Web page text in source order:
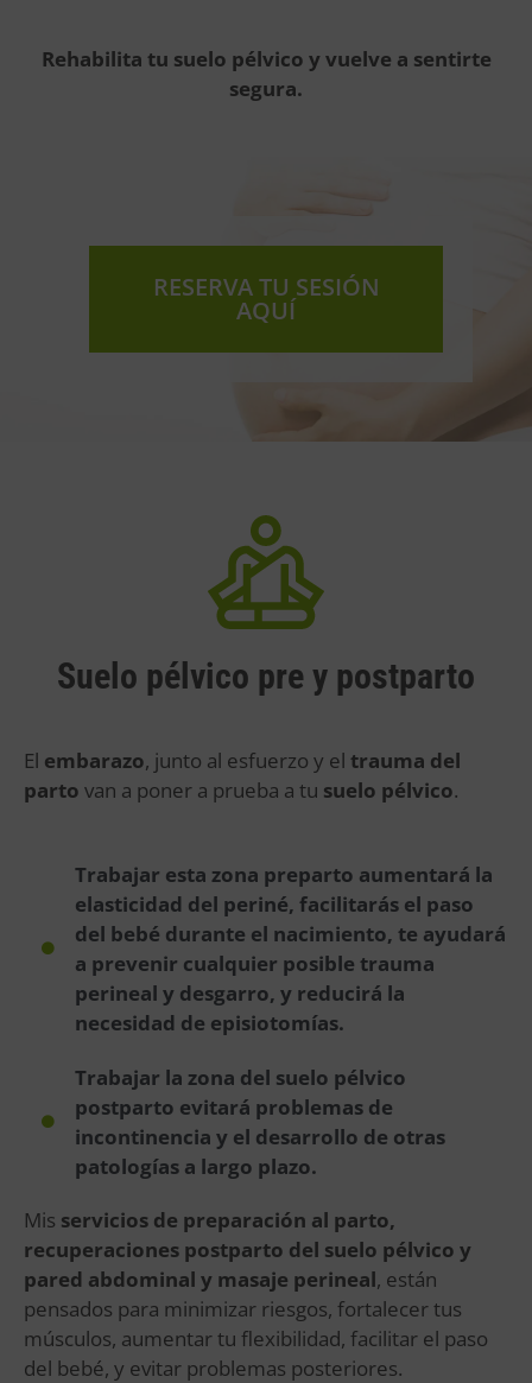
Rehabilita tu suelo pélvico y vuelve a sentirte
segura.
RESERVA TU SESIÓN
AQUÍ
Suelo pélvico pre y postparto
El embarazo, junto al esfuerzo y el trauma del
parto van a poner a prueba a tu suelo pélvico.
Trabajar esta zona preparto aumentará la
elasticidad del periné, facilitarás el paso
del bebé durante el nacimiento, te ayudará
a prevenir cualquier posible trauma
perineal y desgarro, y reducirá la
necesidad de episiotomías.
Trabajar la zona del suelo pélvico
postparto evitará problemas de
incontinencia y el desarrollo de otras
patologías a largo plazo.
Mis servicios de preparación al parto,
recuperaciones postparto del suelo pélvico y
pared abdominal y masaje perineal, están
pensados para minimizar riesgos, fortalecer tus
músculos, aumentar tu flexibilidad, facilitar el paso
del bebé, y evitar problemas posteriores.